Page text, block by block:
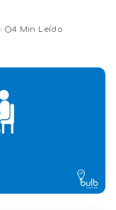
4 Min Leído